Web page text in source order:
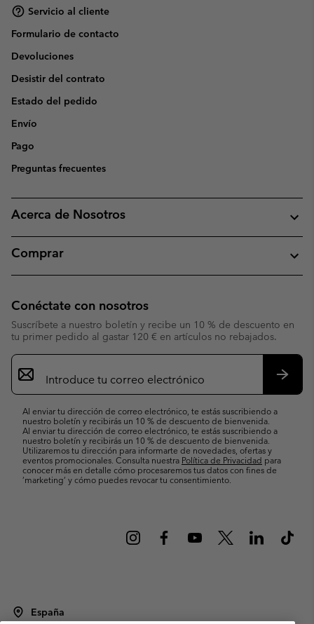
Servicio al cliente
Formulario de contacto
Devoluciones
Desistir del contrato
Estado del pedido
Envío
Pago
Preguntas frecuentes
Acerca de Nosotros
Comprar
Conéctate con nosotros
Suscríbete a nuestro boletín y recibe un 10 % de descuento en
tu primer pedido al gastar 120 € en artículos no rebajados.
Suscripción
de
correo
Al enviar tu dirección de correo electrónico, te estás suscribiendo a
nuestro boletín y recibirás un 10 % de descuento de bienvenida.
Al enviar tu dirección de correo electrónico, te estás suscribiendo a
nuestro boletín y recibirás un 10 % de descuento de bienvenida.
Utilizaremos tu dirección para informarte de novedades, ofertas y
eventos promocionales. Consulta nuestra Política de Privacidad para
conocer más en detalle cómo procesaremos tus datos con fines de
’marketing’ y cómo puedes revocar tu consentimiento.
España